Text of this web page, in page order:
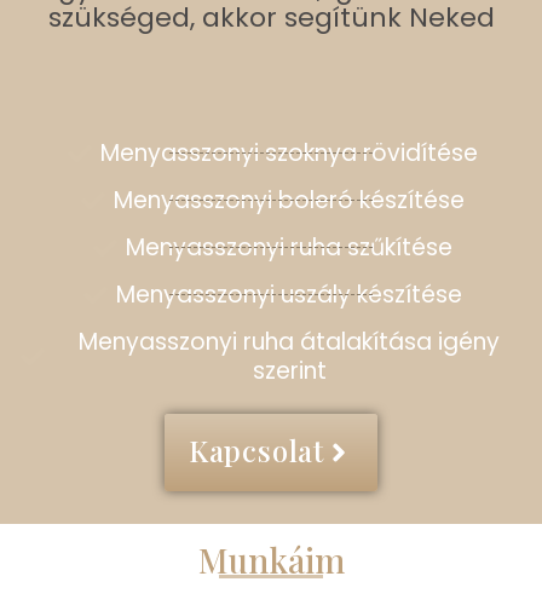
szükséged, akkor segítünk Neked
Menyasszonyi szoknya rövidítése
Menyasszonyi boleró készítése
Menyasszonyi ruha szűkítése
Menyasszonyi uszály készítése
Menyasszonyi ruha átalakítása igény
szerint
Kapcsolat
Munkáim